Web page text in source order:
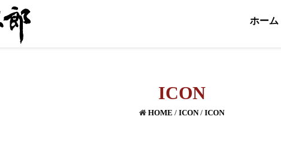
ホーム
ICON
HOME / ICON/ ICON